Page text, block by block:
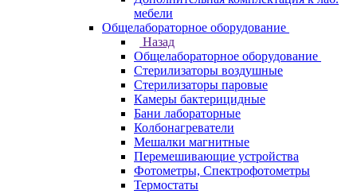
мебели
Общелабораторное оборудование
Назад
Общелабораторное оборудование
Стерилизаторы воздушные
Стерилизаторы паровые
Камеры бактерицидные
Бани лабораторные
Колбонагреватели
Мешалки магнитные
Перемешивающие устройства
Фотометры, Спектрофотометры
Термостаты